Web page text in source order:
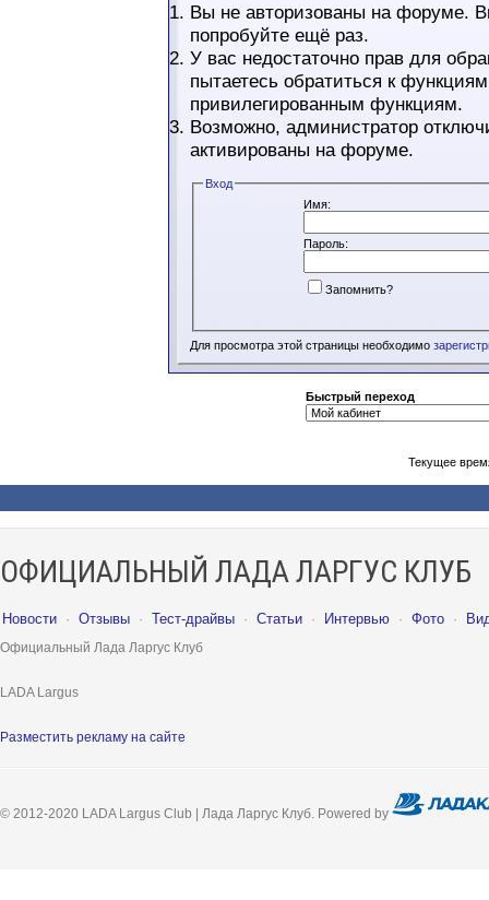
Вы не авторизованы на форуме.
попробуйте ещё раз.
У вас недостаточно прав для
пытаетесь обратиться к
привилегированным функциям.
Возможно, администратор
активированы на форуме.
Вход
Имя:
Пароль:
Запомнить?
Для просмотра этой страницы необходимо
Быстрый переход
Текущее
ОФИЦИАЛЬНЫЙ ЛАДА ЛАРГУС КЛУБ
Новости · Отзывы · Тест-драйвы · Статьи · Интервью · Фото ·
Официальный Лада Ларгус Клуб
LADA Largus
Разместить рекламу на сайте
© 2012-2020 LADA Largus Club | Лада Ларгус Клуб. Powered by